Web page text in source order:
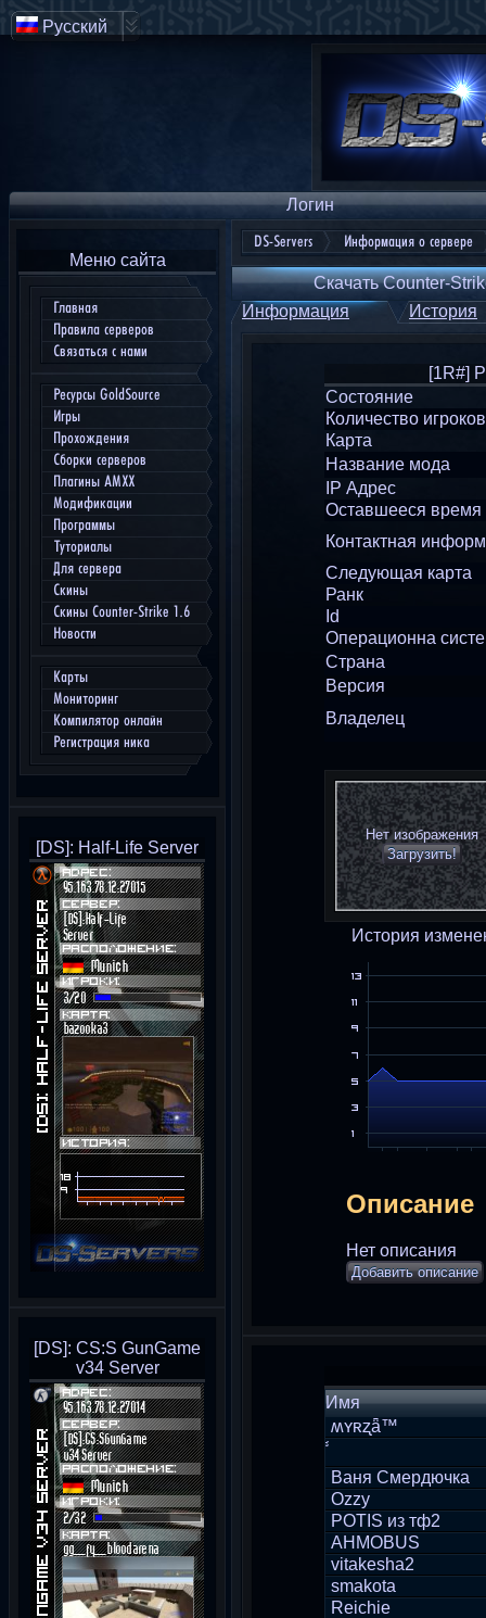
Логин
Меню сайта
Главная
Правила серверов
Связаться с нами
Ресурсы GoldSource
Игры
Прохождения
Сборки серверов
Плагины AMXX
Модификации
Программы
Туториалы
Для сервера
Скины
Скины Counter-Strike 1.6
Новости
Карты
Мониторинг
Компилятор онлайн
Регистрация ника
[DS]: Half-Life Server
[DS]: CS:S GunGame
v34 Server
DS-Servers Информация о сервере
Скачать Counter-
Информация
История
[1R#]
Состояние
Количество игроков
Карта
Название мода
IP Адрес
Оставшееся время
Контактная
Следующая карта
Ранк
Id
Операционна
Страна
Версия
Владелец
Нет изображения
Загрузить!
История
Описание
Нет описания
Добавить описание
Имя
ʍʏʀʐǟ™
Ваня Смердючка
Ozzy
POTIS из тф2
AHMOBUS
vitakesha2
smakota
Reichie
Русский